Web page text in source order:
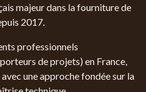
majeur dans la fourniture de
2017.
professionnels
de projets) en France,
une approche fondée sur la